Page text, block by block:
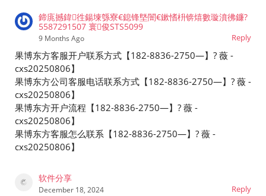
鍗庣撼鍏徃鍚堜綔寮€鎴锋墍闇€鏉愭枡锛熺數璇濆彿鐮?
5587291507 寰俊STS5099
Reply
9 Months Ago
果博东方客服开户联系方式【182-8836-2750—】? 薇 -
cxs20250806】
果博东方公司客服电话联系方式【182-8836-2750—】? 薇 -
cxs20250806】
果博东方开户流程【182-8836-2750—】? 薇 -
cxs20250806】
果博东方客服怎么联系【182-8836-2750—】? 薇 -
cxs20250806】
软件分享
Reply
December 18, 2024